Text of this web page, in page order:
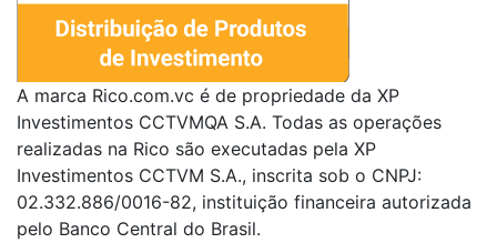
A marca Rico.com.vc é de propriedade da XP
Investimentos CCTVMQA S.A. Todas as operações
realizadas na Rico são executadas pela XP
Investimentos CCTVM S.A., inscrita sob o CNPJ:
02.332.886/0016-82, instituição financeira autorizada
pelo Banco Central do Brasil.